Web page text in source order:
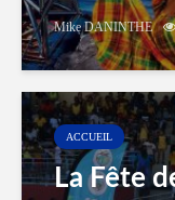
Mike DANINTHE
ACCUEIL
La Fête